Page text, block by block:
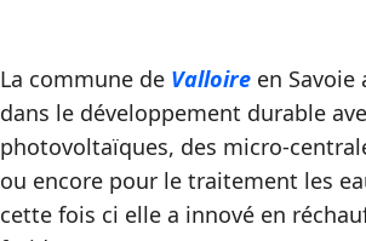
La commune de Valloire en
dans le développement durable
photovoltaïques, des micro-
ou encore pour le traitement les
cette fois ci elle a innové en